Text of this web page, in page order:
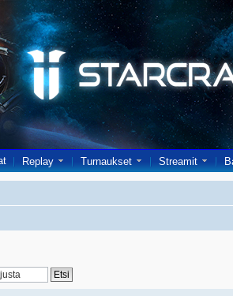
Replay Turnaukset Streamit